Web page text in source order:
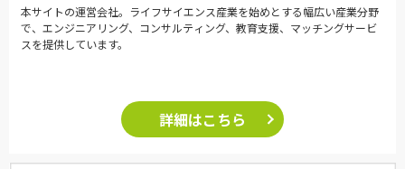
本サイトの運営会社。ライフサイエンス産業を始めとする幅広い産業分野
で、エンジニアリング、コンサルティング、教育支援、マッチングサービ
スを提供しています。
詳細はこちら